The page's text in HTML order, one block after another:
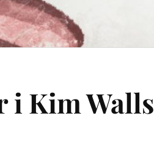
i Kim Walls